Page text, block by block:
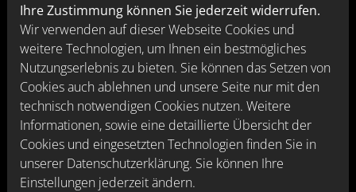
Daten- und Netzwerktechnik
Videokonferenzen, Streaming, Uploads
in die Cloud ­– die Anforderungen an
Ihre Zustimmung können Sie jederzeit widerrufen.
Wir verwenden auf dieser Webseite Cookies und
weitere Technologien, um Ihnen ein bestmögliches
Nutzungserlebnis zu bieten. Sie können das Setzen von
Cookies auch ablehnen und unsere Seite nur mit den
technisch notwendigen Cookies nutzen. Weitere
Informationen, sowie eine detaillierte Übersicht der
Cookies und eingesetzten Technologien finden Sie in
unserer Datenschutzerklärung. Sie können Ihre
Einstellungen jederzeit ändern.